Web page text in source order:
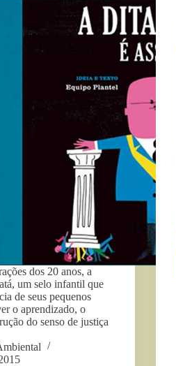
dos 20 anos, a
um selo infantil que
de seus pequenos
o aprendizado, o
do senso de justiça